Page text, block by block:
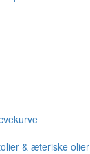
& æteriske olier